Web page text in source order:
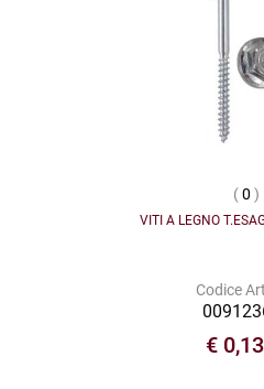
(0 )
VITI A LEGNO
Codice
€